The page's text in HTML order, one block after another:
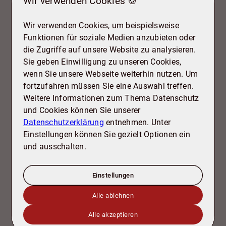
Wir verwenden Cookies, um beispielsweise
Funktionen für soziale Medien anzubieten oder
die Zugriffe auf unsere Website zu analysieren.
Sie geben Einwilligung zu unseren Cookies,
wenn Sie unsere Webseite weiterhin nutzen. Um
fortzufahren müssen Sie eine Auswahl treffen.
Weitere Informationen zum Thema Datenschutz
und Cookies können Sie unserer
Datenschutzerklärung entnehmen. Unter
Einstellungen können Sie gezielt Optionen ein
und ausschalten.
Einstellungen
Alle ablehnen
Alle akzeptieren